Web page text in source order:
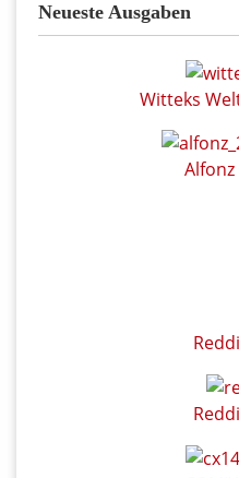
Neueste Ausgaben
Witteks